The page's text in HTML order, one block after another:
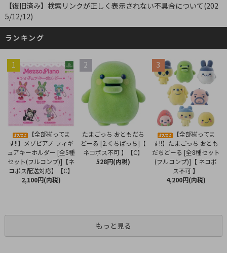
【復旧済み】検索リンクが正しく表示されない不具合について(202
5/12/12)
ランキング
1
【全部揃ってま
す!!】メゾピアノ フィギ
ュアキーホルダー [全5種
セット(フルコンプ)]【ネ
コポス配送対応】【C】
2,100円(内税)
2
たまごっち おともだち
どーる [2.くちぱっち]【
ネコポス不可 】【C】
528円(内税)
3
【全部揃ってま
す!!】たまごっち おとも
だちどーる [全8種セット
(フルコンプ)]【 ネコポ
ス不可 】
4,200円(内税)
もっと見る